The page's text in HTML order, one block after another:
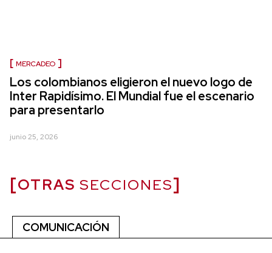
MERCADEO
Los colombianos eligieron el nuevo logo de
Inter Rapidísimo. El Mundial fue el escenario
para presentarlo
junio 25, 2026
OTRAS SECCIONES
COMUNICACIÓN